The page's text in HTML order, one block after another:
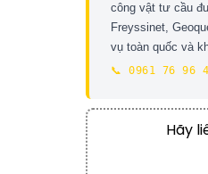
công vật tư cầu
Freyssinet,
vụ toàn quốc và
📞 0961 76 96
Hãy